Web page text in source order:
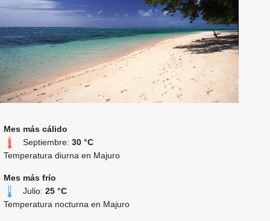
Mes más cálido
Septiembre: 30 °C
Temperatura diurna en Majuro
Mes más frío
Julio: 25 °C
Temperatura nocturna en Majuro